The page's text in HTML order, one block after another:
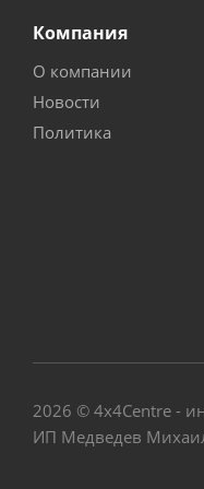
Компания
О компании
Новости
Политика
2026 © 4х4Centre -
ИП Медведев